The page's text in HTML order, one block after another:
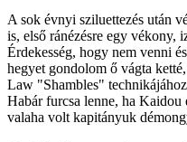
A sok évnyi sziluettezés után
is, első ránézésre egy vékony,
Érdekesség, hogy nem venni
hegyet gondolom ő vágta
Law "Shambles"
Habár furcsa lenne, ha
valaha volt kapitányuk